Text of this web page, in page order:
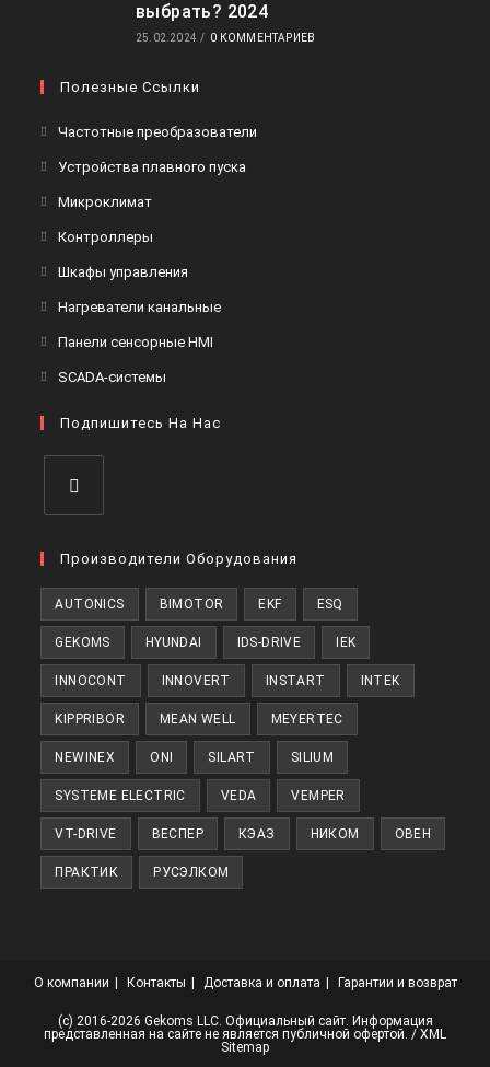
выбрать? 2024
25.02.2024 / 0 КОММЕНТАРИЕВ
Полезные Ссылки
Частотные преобразователи
Устройства плавного пуска
МикроклиматОткроется
вкладке
Контроллеры
вкладке
Шкафы управления
вкладке
Нагреватели канальныеОткроется
Панели сенсорные HMI
вкладке
SCADA-системы
новой
Подпишитесь На Нас
в
вкладке
Производители Оборудования
AUTONICS BIMOTOR EKF ESQ
GEKOMS HYUNDAI IDS-DRIVE IEK
INNOCONT INNOVERT INSTART INTEK
KIPPRIBOR MEAN WELL MEYERTEC
NEWINEX ONI SILART SILIUM
SYSTEME ELECTRIC VEDA VEMPER
VT-DRIVE ВЕСПЕР КЭАЗ НИКОМ ОВЕН
ПРАКТИК РУСЭЛКОМ
О компании Контакты Доставка и оплата Гарантии и возврат
(с) 2016-2026 Gekoms LLC. Официальный сайт. Информация
представленная на сайте не является публичной офертой. / XML
Sitemap